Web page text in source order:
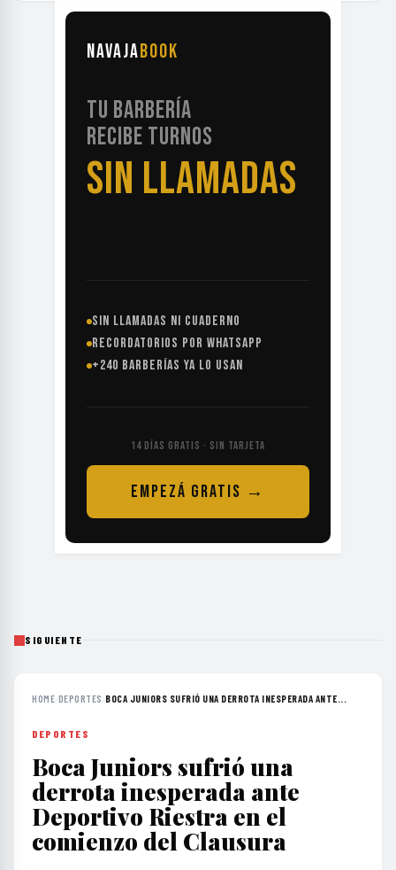
NAVAJABOOK
TU BARBERÍA
RECIBE TURNOS
SIN LLAMADAS
SIN LLAMADAS NI CUADERNO
RECORDATORIOS POR WHATSAPP
+240 BARBERÍAS YA LO USAN
14 DÍAS GRATIS · SIN TARJETA
EMPEZÁ GRATIS →
SIGUIENTE
HOME›DEPORTES ›BOCA JUNIORS SUFRIÓ UNA DERROTA INESPERADA ANTE...
DEPORTES
Boca Juniors sufrió una
derrota inesperada ante
Deportivo Riestra en el
comienzo del Clausura